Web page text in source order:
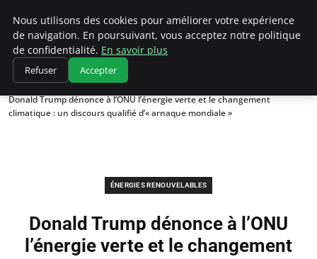
Climatedebtagents
Accueil
Énergies Renouvelables
Donald Trump dénonce à l’ONU l’énergie verte et le changement
climatique : un discours qualifié d’« arnaque mondiale »
ÉNERGIES RENOUVELABLES
Donald Trump dénonce à l’ONU
l’énergie verte et le changement
Nous utilisons des cookies pour améliorer votre expérience
de navigation. En poursuivant, vous acceptez notre politique
de confidentialité. En savoir plus
Refuser Accepter